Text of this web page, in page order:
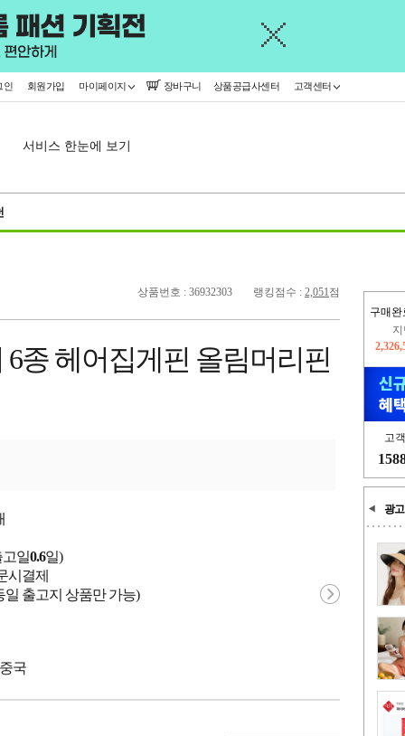
인 회원가입 마이페이지 장바구니 상품공급사센터 고객센터
서비스 한눈에 보기
구매완
고
광고
상품번호 : 36932303 랭킹점수 : 2,051점
6종 헤어집게핀 올림머리핀
일0.6일)
시결제
일 출고지 상품만 가능)
국